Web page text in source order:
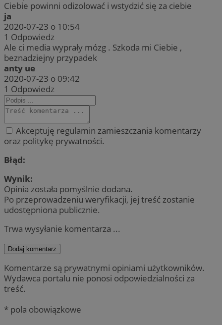
Ciebie powinni odizolować i wstydzić się za ciebie
ja
2020-07-23 o 10:54
1 Odpowiedz
Ale ci media wyprały mózg . Szkoda mi Ciebie ,
beznadziejny przypadek
anty ue
2020-07-23 o 09:42
1 Odpowiedz
Akceptuję regulamin zamieszczania komentarzy
oraz politykę prywatności.
Błąd:
Wynik:
Opinia została pomyślnie dodana.
Po przeprowadzeniu weryfikacji, jej treść zostanie
udostępniona publicznie.
Trwa wysyłanie komentarza ...
Dodaj komentarz
Komentarze są prywatnymi opiniami użytkowników.
Wydawca portalu nie ponosi odpowiedzialności za
treść.
* pola obowiązkowe